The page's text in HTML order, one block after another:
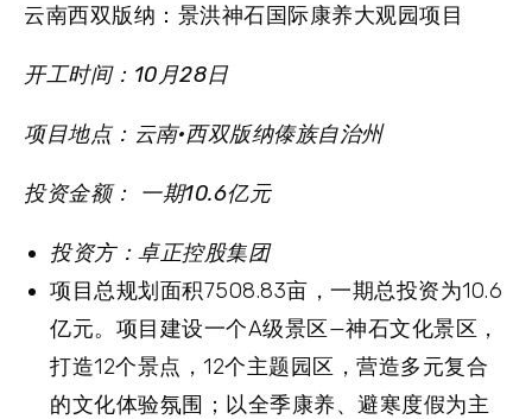
云南西双版纳：景洪神石国际康养大观园项目
开工时间：10月28日
项目地点：云南·西双版纳傣族自治州
投资金额： 一期10.6亿元
投资方：卓正控股集团
项目总规划面积7508.83亩，一期总投资为10.6
亿元。项目建设一个A级景区—神石文化景区，
打造12个景点，12个主题园区，营造多元复合
的文化体验氛围；以全季康养、避寒度假为主